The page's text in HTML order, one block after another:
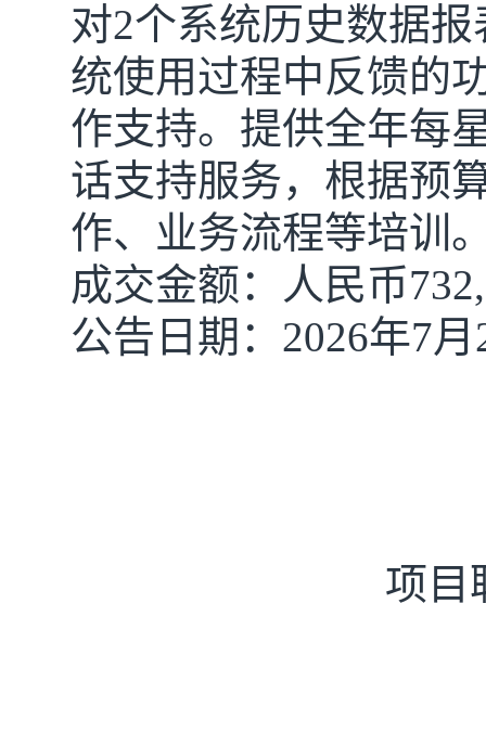
对2个系统历史数据
统使用过程中反馈的
作支持。提供全年每
话支持服务，根据预
作、业务流程等培训
成交金额：人民币
公告日期： 2026年7月
项目